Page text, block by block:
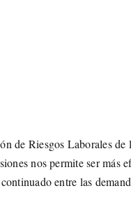
de Riesgos Laborales
nos permite ser más
entre las